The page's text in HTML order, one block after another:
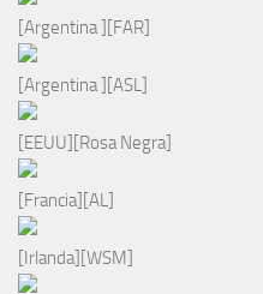
[Argentina ][FAR]
[Argentina ][ASL]
[EEUU][Rosa Negra]
[Francia][AL]
[Irlanda][WSM]